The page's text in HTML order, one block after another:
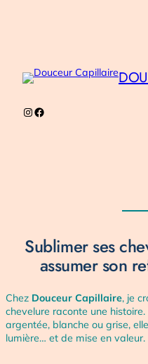
Instagram
Facebook
Sublimer ses
assumer son
Chez Douceur Capillaire, je
chevelure raconte une
argentée, blanche ou grise,
lumière… et de mise en valeur.